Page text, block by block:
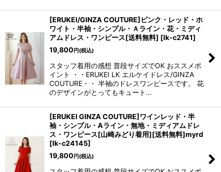
[ERUKEI/GINZA COUTURE]ピンク・レッド・ホ
ワイト・半袖・シンプル・Ａライン・花・ミディ
アムドレス・ワンピース[送料無料] [lk-c2741]
19,800 円 (税込)
スタッフ着用の感想 普段サイズでOK おススメポ
イント ・・ERUKEI LK エルケイドレス/GINZA
COUTURE・・ 半袖のドレスワンピースです。 花
のデザインがとってもキュート…
[ERUKEI GINZA COUTURE]ワインレッド・半
袖・シンプル・Aライン・無地・ミディアムドレ
ス・ワンピース[山崎みどり着用][送料無料]myrd
[lk-c24145]
19,800 円 (税込)